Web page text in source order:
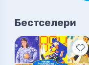
Бестселери